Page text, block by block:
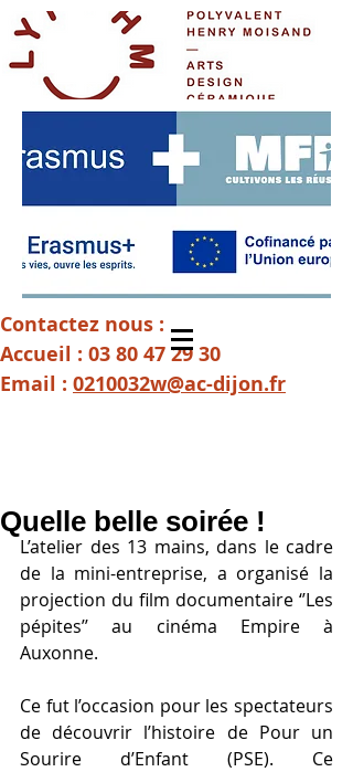
Contactez nous :
Accueil : 03 80 47 29 30
Email : 0210032w@ac-dijon.fr
Quelle belle soirée !
L’atelier des 13 mains, dans le cadre
de la mini-entreprise, a organisé la
projection du film documentaire ‘’Les
pépites’’ au cinéma Empire à
Auxonne.
Ce fut l’occasion pour les spectateurs
de découvrir l’histoire de Pour un
Sourire d’Enfant (PSE). Ce